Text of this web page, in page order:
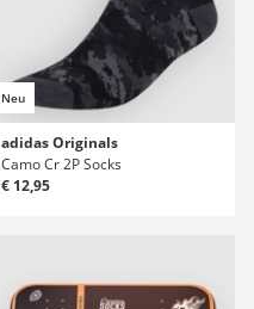
Neu
adidas Originals
Camo Cr 2P Socks
€ 12,95